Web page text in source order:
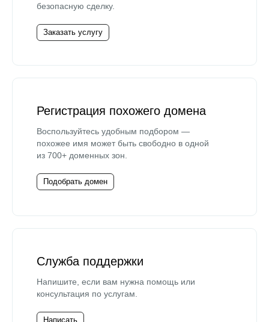
безопасную сделку.
Заказать услугу
Регистрация похожего домена
Воспользуйтесь удобным подбором —
похожее имя может быть свободно в одной
из 700+ доменных зон.
Подобрать домен
Служба поддержки
Напишите, если вам нужна помощь или
консультация по услугам.
Написать